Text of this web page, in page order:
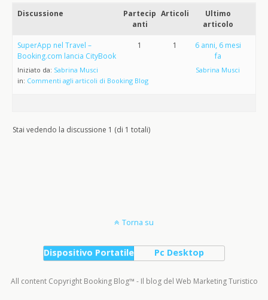
Discussione
Partecip
anti
Articoli
Ultimo
articolo
SuperApp nel Travel –
Booking.com lancia CityBook
Iniziato da: Sabrina Musci
in: Commenti agli articoli di Booking Blog
1 1
6 anni, 6 mesi
fa
Sabrina Musci
Stai vedendo la discussione 1 (di 1 totali)
Torna su
Dispositivo Portatile Pc Desktop
All content Copyright Booking Blog™ - Il blog del Web Marketing Turistico